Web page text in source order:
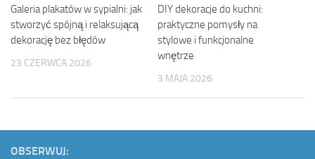
Galeria plakatów w sypialni: jak
stworzyć spójną i relaksującą
dekorację bez błędów
23 CZERWCA 2026
DIY dekoracje do kuchni:
praktyczne pomysły na
stylowe i funkcjonalne
wnętrze
3 MAJA 2026
OBSERWUJ: